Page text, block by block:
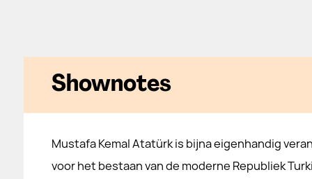
Shownotes
Mustafa Kemal Atatürk is bijna eigenhandig
voor het bestaan van de moderne Republiek